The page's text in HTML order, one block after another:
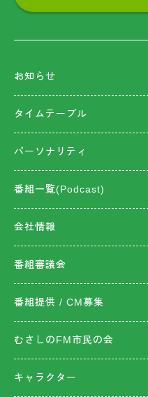
お知らせ
タイムテーブル
パーソナリティ
番組一覧(Podcast)
会社情報
番組審議会
番組提供 / CM募集
むさしのFM市民の会
キャラクター